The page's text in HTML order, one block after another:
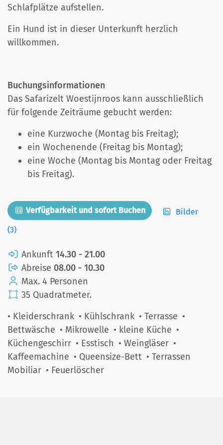
Schlafplätze aufstellen.
Ein Hund ist in dieser Unterkunft herzlich
willkommen.
Buchungsinformationen
Das Safarizelt Woestijnroos kann ausschließlich
für folgende Zeiträume gebucht werden:
eine Kurzwoche (Montag bis Freitag);
ein Wochenende (Freitag bis Montag);
eine Woche (Montag bis Montag oder Freitag
bis Freitag).
Verfügbarkeit und sofort Buchen
Bilder
(3)
Ankunft 14.30 - 21.00
Abreise 08.00 - 10.30
Max. 4 Personen
35 Quadratmeter.
• Kleiderschrank • Kühlschrank • Terrasse •
Bettwäsche • Mikrowelle • kleine Küche •
Küchengeschirr • Esstisch • Weingläser •
Kaffeemachine • Queensize-Bett • Terrassen
Mobiliar • Feuerlöscher